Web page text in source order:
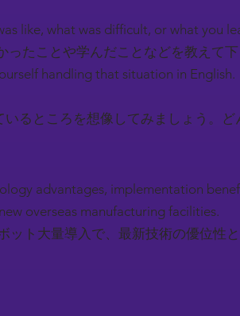
like, what was difficult, or what you
ったことや学んだことなどを教えて
handling that situation in English.
るところを想像してみましょう。
advantages, implementation
overseas manufacturing facilities.
ット大量導入で、最新技術の優位性